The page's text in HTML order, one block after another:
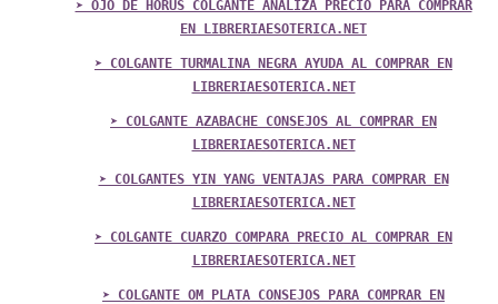
➤ OJO DE HORUS COLGANTE ANALIZA PRECIO PARA COMPRAR
EN LIBRERIAESOTERICA.NET
➤ COLGANTE TURMALINA NEGRA AYUDA AL COMPRAR EN
LIBRERIAESOTERICA.NET
➤ COLGANTE AZABACHE CONSEJOS AL COMPRAR EN
LIBRERIAESOTERICA.NET
➤ COLGANTES YIN YANG VENTAJAS PARA COMPRAR EN
LIBRERIAESOTERICA.NET
➤ COLGANTE CUARZO COMPARA PRECIO AL COMPRAR EN
LIBRERIAESOTERICA.NET
➤ COLGANTE OM PLATA CONSEJOS PARA COMPRAR EN